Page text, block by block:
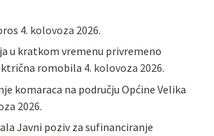
4. kolovoza 2026.
u kratkom vremenu privremeno
romobila 4. kolovoza 2026.
komaraca na području Općine Velika
2026.
Javni poziv za sufinanciranje